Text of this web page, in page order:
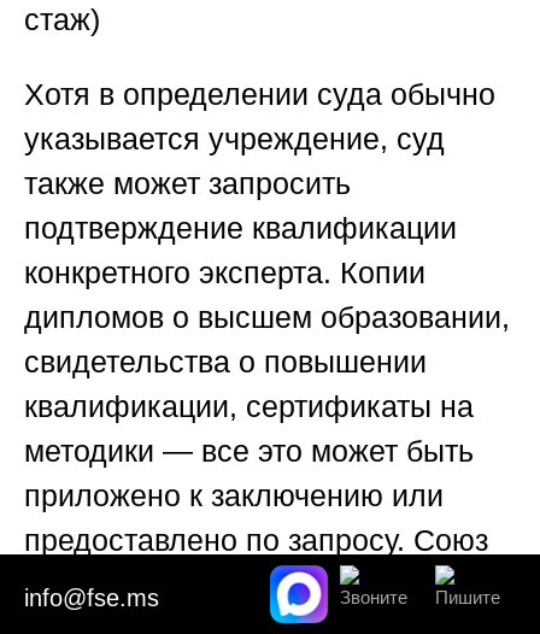
стаж)
Хотя в определении суда обычно
указывается учреждение, суд
также может запросить
подтверждение квалификации
конкретного эксперта. Копии
дипломов о высшем образовании,
свидетельства о повышении
квалификации, сертификаты на
методики — все это может быть
приложено к заключению или
предоставлено по запросу. Союз
«Федерация судебных
info@fse.ms